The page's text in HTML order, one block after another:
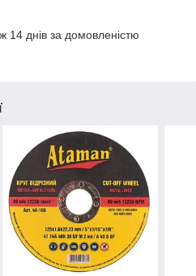
14 днів за домовленістю